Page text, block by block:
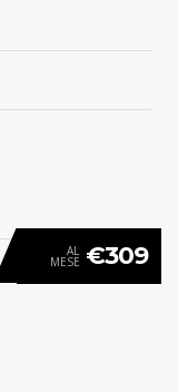
AL
MESE €309